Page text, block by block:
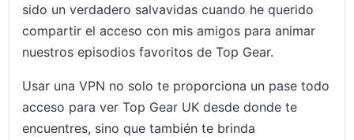
sido un verdadero salvavidas cuando he querido
compartir el acceso con mis amigos para animar
nuestros episodios favoritos de Top Gear.
Usar una VPN no solo te proporciona un pase todo
acceso para ver Top Gear UK desde donde te
encuentres, sino que también te brinda